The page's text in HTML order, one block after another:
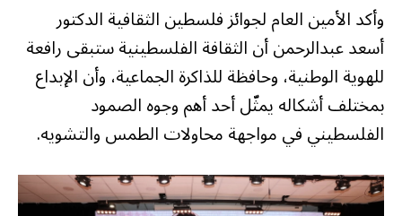
وأكد الأمين العام لجوائز فلسطين الثقافية الدكتور
أسعد عبدالرحمن أن الثقافة الفلسطينية ستبقى رافعة
للهوية الوطنية، وحافظة للذاكرة الجماعية، وأن الإبداع
بمختلف أشكاله يمثّل أحد أهم وجوه الصمود
الفلسطيني في مواجهة محاولات الطمس والتشويه.